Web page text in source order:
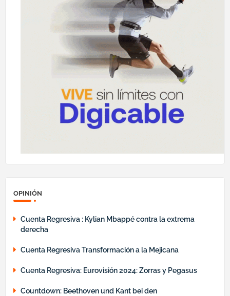
OPINIÓN
Cuenta Regresiva : Kylian Mbappé contra la extrema
derecha
Cuenta Regresiva Transformación a la Mejicana
Cuenta Regresiva: Eurovisión 2024: Zorras y Pegasus
Countdown: Beethoven und Kant bei den